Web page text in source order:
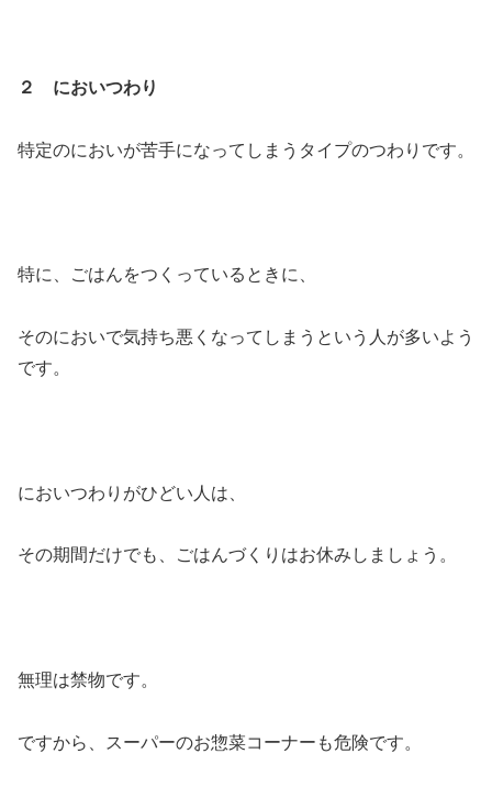
２ においつわり
特定のにおいが苦手になってしまうタイプのつわりです。
特に、ごはんをつくっているときに、
そのにおいで気持ち悪くなってしまうという人が多いよう
です。
においつわりがひどい人は、
その期間だけでも、ごはんづくりはお休みしましょう。
無理は禁物です。
ですから、スーパーのお惣菜コーナーも危険です。